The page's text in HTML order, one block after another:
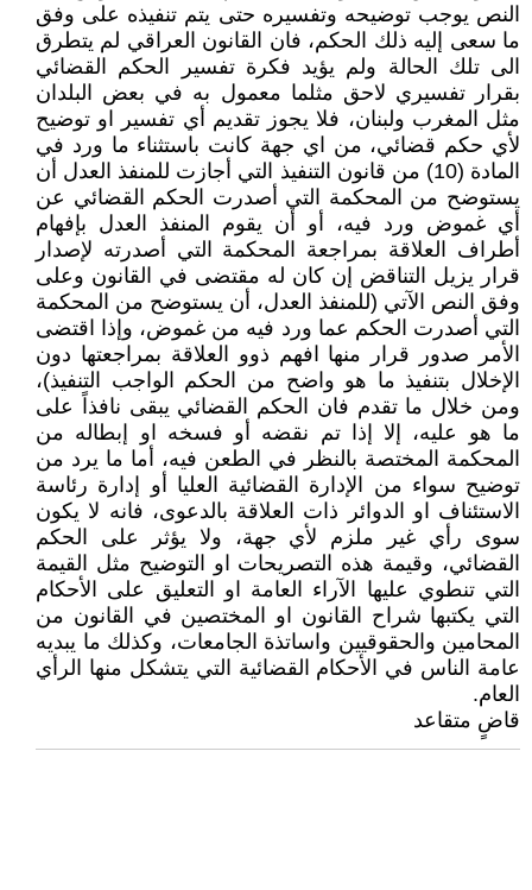
النص يوجب توضيحه وتفسيره حتى يتم تنفيذه على وفق
ما سعى إليه ذلك الحكم، فان القانون العراقي لم يتطرق
الى تلك الحالة ولم يؤيد فكرة تفسير الحكم القضائي
بقرار تفسيري لاحق مثلما معمول به في بعض البلدان
مثل المغرب ولبنان، فلا يجوز تقديم أي تفسير او توضيح
لأي حكم قضائي، من اي جهة كانت باستثناء ما ورد في
المادة (10) من قانون التنفيذ التي أجازت للمنفذ العدل أن
يستوضح من المحكمة التي أصدرت الحكم القضائي عن
أي غموض ورد فيه، أو أن يقوم المنفذ العدل بإفهام
أطراف العلاقة بمراجعة المحكمة التي أصدرته لإصدار
قرار يزيل التناقض إن كان له مقتضى في القانون وعلى
وفق النص الآتي (للمنفذ العدل، أن يستوضح من المحكمة
التي أصدرت الحكم عما ورد فيه من غموض، وإذا اقتضى
الأمر صدور قرار منها افهم ذوو العلاقة بمراجعتها دون
الإخلال بتنفيذ ما هو واضح من الحكم الواجب التنفيذ)،
ومن خلال ما تقدم فان الحكم القضائي يبقى نافذاً على
ما هو عليه، إلا إذا تم نقضه أو فسخه او إبطاله من
المحكمة المختصة بالنظر في الطعن فيه، أما ما يرد من
توضيح سواء من الإدارة القضائية العليا أو إدارة رئاسة
الاستئناف او الدوائر ذات العلاقة بالدعوى، فانه لا يكون
سوى رأي غير ملزم لأي جهة، ولا يؤثر على الحكم
القضائي، وقيمة هذه التصريحات او التوضيح مثل القيمة
التي تنطوي عليها الآراء العامة او التعليق على الأحكام
التي يكتبها شراح القانون او المختصين في القانون من
المحامين والحقوقيين واساتذة الجامعات، وكذلك ما يبديه
عامة الناس في الأحكام القضائية التي يتشكل منها الرأي
العام.
قاضٍ متقاعد